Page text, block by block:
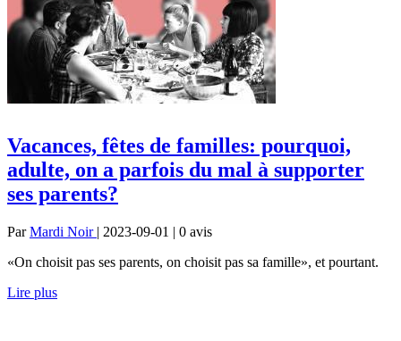
Vacances, fêtes de familles: pourquoi,
adulte, on a parfois du mal à supporter
ses parents?
ParMardi Noir | 2023-09-01 | 0 avis
«On choisit pas ses parents, on choisit pas sa famille», et pourtant.
Lire plus